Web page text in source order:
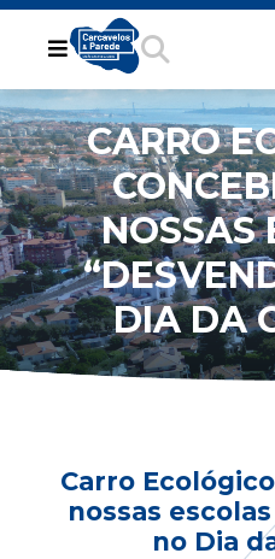
CARRO
NOSSAS
DIA DA
Carro
nossas
no Dia